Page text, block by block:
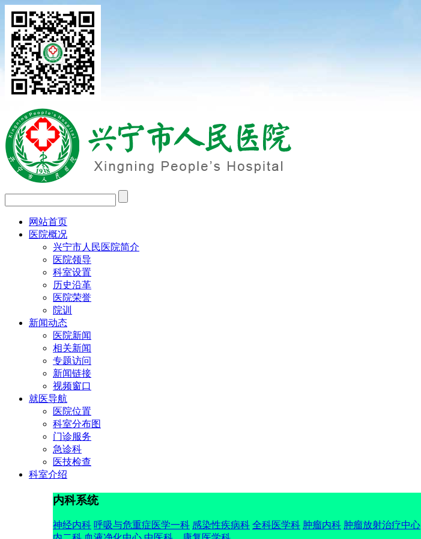
网站首页
医院概况
兴宁市人民医院简介
医院领导
科室设置
历史沿革
医院荣誉
院训
新闻动态
医院新闻
相关新闻
专题访问
新闻链接
视频窗口
就医导航
医院位置
科室分布图
门诊服务
急诊科
医技检查
科室介绍
内科系统
神经内科 呼吸与危重症医学一科 感染性疾病科 全科医学科 肿瘤内科 肿瘤放射治疗中心